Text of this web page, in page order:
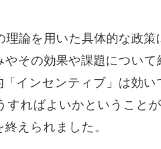
理論を用いた具体的な政
やその効果や課題につい
「インセンティブ」は効
すればよいかということ
えられました。